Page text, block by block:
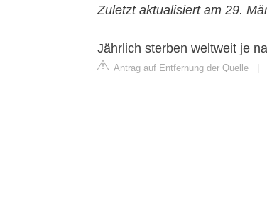
Zuletzt aktualisiert am 29.
Jährlich sterben weltweit je
Antrag auf Entfernung der Quelle